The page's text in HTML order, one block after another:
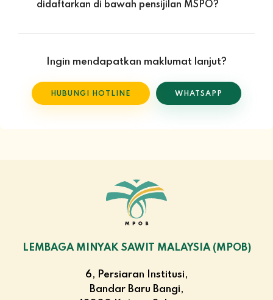
didaftarkan di bawah pensijilan MSPO?
MPOB sudah memadai untuk pendaftaran lot tersebut di
Ingin mendapatkan maklumat lanjut?
HUBUNGI HOTLINE WHATSAPP
LEMBAGA MINYAK SAWIT MALAYSIA (MPOB)
6, Persiaran Institusi,
Bandar Baru Bangi,